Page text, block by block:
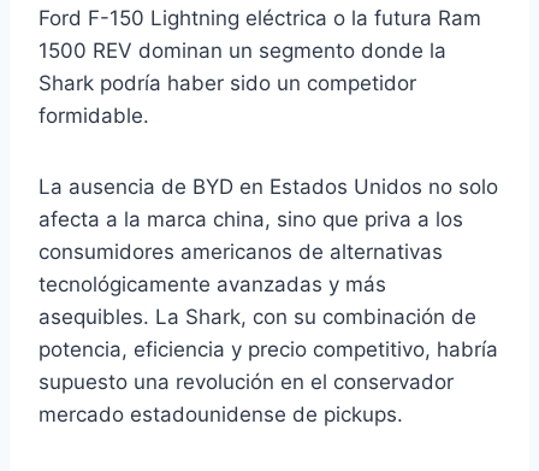
Ford F-150 Lightning eléctrica o la futura Ram
1500 REV dominan un segmento donde la
Shark podría haber sido un competidor
formidable.
La ausencia de BYD en Estados Unidos no solo
afecta a la marca china, sino que priva a los
consumidores americanos de alternativas
tecnológicamente avanzadas y más
asequibles. La Shark, con su combinación de
potencia, eficiencia y precio competitivo, habría
supuesto una revolución en el conservador
mercado estadounidense de pickups.